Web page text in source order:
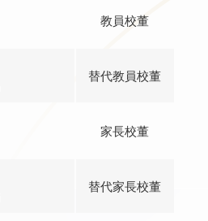
教員校董
替代教員校董
家長校董
替代家長校董